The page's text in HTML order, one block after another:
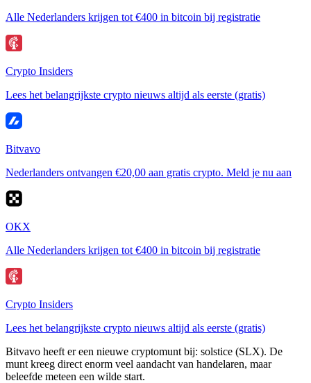
Alle Nederlanders krijgen tot €400 in bitcoin bij registratie
Crypto Insiders
Lees het belangrijkste crypto nieuws altijd als eerste (gratis)
Bitvavo
Nederlanders ontvangen €20,00 aan gratis crypto. Meld je nu aan
OKX
Alle Nederlanders krijgen tot €400 in bitcoin bij registratie
Crypto Insiders
Lees het belangrijkste crypto nieuws altijd als eerste (gratis)
Bitvavo heeft er een nieuwe cryptomunt bij: solstice (SLX). De
munt kreeg direct enorm veel aandacht van handelaren, maar
beleefde meteen een wilde start.